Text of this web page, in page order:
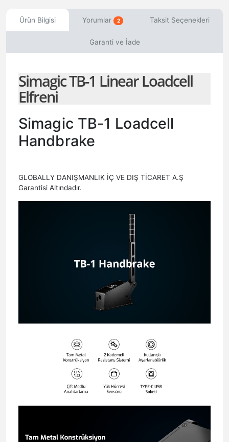
Ürün Bilgisi Yorumlar 2 Taksit Seçenekleri
Garanti ve İade
Simagic TB-1 Linear Loadcell
Elfreni
Simagic TB-1 Loadcell
Handbrake
GLOBALLY DANIŞMANLIK İÇ VE DIŞ TİCARET A.Ş
Garantisi Altındadır.